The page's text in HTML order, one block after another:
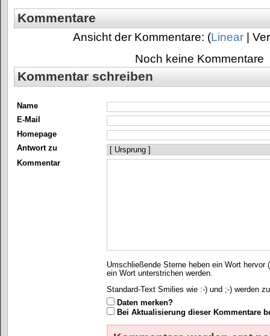
Kommentare
Ansicht der Kommentare: (Linear|
Noch keine Kommentare
Kommentar schreiben
Name
E-Mail
Homepage
Antwort zu
Kommentar
Umschließende Sterne heben ein Wort hervor
ein Wort unterstrichen werden.
Standard-Text Smilies wie :-) und ;-) werden
Daten merken?
Bei Aktualisierung dieser Kommentare